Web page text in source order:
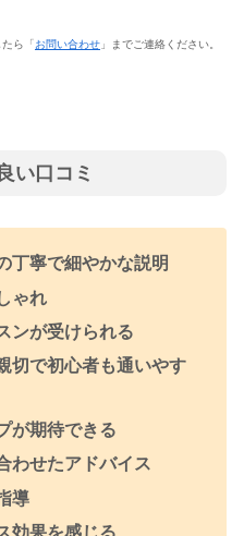
ら「お問い合わせ 」までご連絡ください。
い口コミ
丁寧で細やかな説明
ゃれ
ンが受けられる
切で初心者も通いやす
が期待できる
わせたアドバイス
導
効果を感じる